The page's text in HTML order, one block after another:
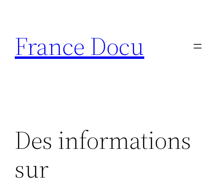
contenu
France Docu
Des informations
sur